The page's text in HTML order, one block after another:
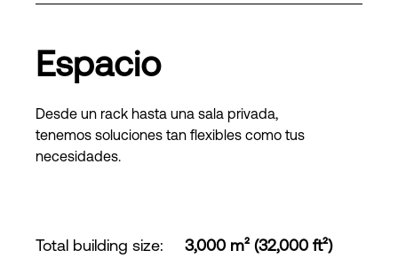
Espacio
Desde un rack hasta una sala privada,
tenemos soluciones tan flexibles como tus
necesidades.
Total building size: 3,000 m² (32,000 ft²)